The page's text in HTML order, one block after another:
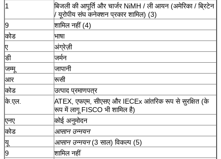
1
बिजली की आपूर्ति और चार्जर NiMH / ली आयन (अमेरिका / ब्रिटेन
/ यूरोपीय संघ कनेक्शन प्रकार शामिल) (3)
9
शामिल नहीं (4)
कोड
भाषा
ए
अंग्रेज़ी
डी
जर्मन
जम्मू
जापानी
आर
रूसी
कोड
उत्पाद प्रमाणपत्र
के.एल.
ATEX, एफएम, सीएसए और IECEx आंतरिक रूप से सुरक्षित (के
रूप में लागू FISCO भी शामिल है)
एनए
कोई अनुमोदन
कोड
आसान उन्नयन
यू
आसान उन्नयन(3 साल) विकल्प (5)
9
शामिल नहीं